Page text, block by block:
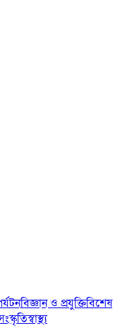
বিজ্ঞান ও প্রযুক্তিবিশেষ
স্বাস্থ্য